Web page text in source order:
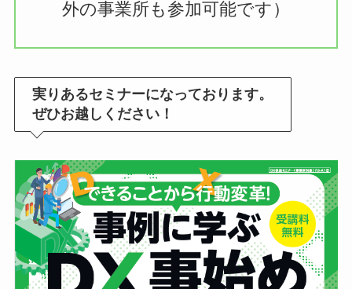
外の事業所も参加可能です）
実りあるセミナーになっております。
ぜひお越しください！